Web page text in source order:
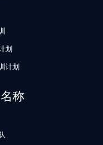
划
计划
称